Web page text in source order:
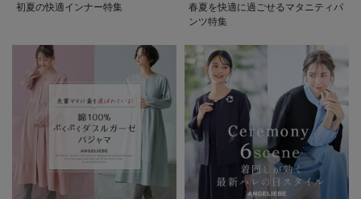
初夏の快適インナー特集
春夏を快適に過ごせるマタニティパ
ンツ特集